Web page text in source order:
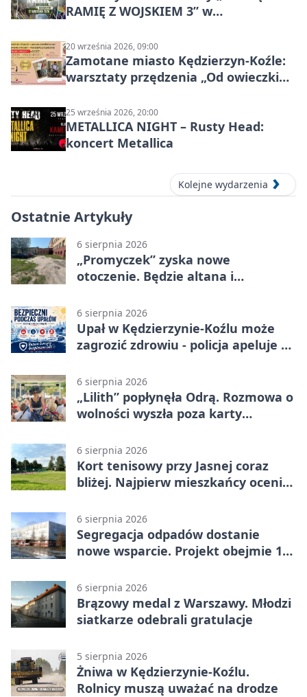
RAMIĘ Z WOJSKIEM 3” w
20 września 2026, 09:00
Zamotane miasto Kędzierzyn-Koźle:
warsztaty przędzenia „Od owieczki
25 września 2026, 20:00
METALLICA NIGHT – Rusty Head:
koncert Metallica
Kolejne wydarzenia
Ostatnie Artykuły
6 sierpnia 2026
„Promyczek” zyska nowe
otoczenie. Będzie altana i
6 sierpnia 2026
Upał w Kędzierzynie-Koźlu może
zagrozić zdrowiu - policja apeluje o
6 sierpnia 2026
„Lilith” popłynęła Odrą. Rozmowa o
wolności wyszła poza karty
6 sierpnia 2026
Kort tenisowy przy Jasnej coraz
bliżej. Najpierw mieszkańcy ocenią
6 sierpnia 2026
Segregacja odpadów dostanie
nowe wsparcie. Projekt obejmie 15
6 sierpnia 2026
Brązowy medal z Warszawy. Młodzi
siatkarze odebrali gratulacje
5 sierpnia 2026
Żniwa w Kędzierzynie-Koźlu.
Rolnicy muszą uważać na drodze